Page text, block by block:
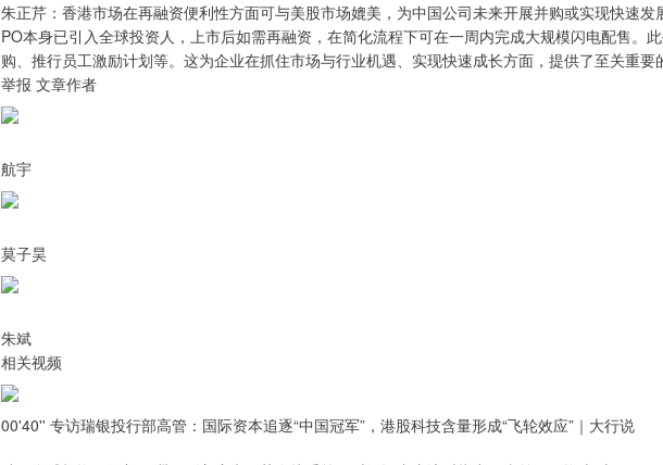
朱正芹：香港市场在再融资便利性方面可与美股市场媲美，为中国公司未来开展并购或实现快速
PO本身已引入全球投资人，上市后如需再融资，在简化流程下可在一周内完成大规模闪电配售。
购、推行员工激励计划等。这为企业在抓住市场与行业机遇、实现快速成长方面，提供了至关重要
举报 文章作者
航宇
莫子昊
朱斌
相关视频
00'40'' 专访瑞银投行部高管：国际资本追逐“中国冠军”，港股科技含量形成“飞轮效应”｜大行说